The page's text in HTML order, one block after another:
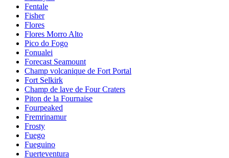
Fentale
Fisher
Flores
Flores Morro Alto
Pico do Fogo
Fonualei
Forecast Seamount
Champ volcanique de Fort Portal
Fort Selkirk
Champ de lave de Four Craters
Piton de la Fournaise
Fourpeaked
Fremrinamur
Frosty
Fuego
Fueguino
Fuerteventura